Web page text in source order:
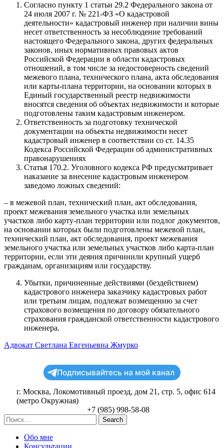
Согласно пункту 1 статьи 29.2 Федерального закона от
24 июля 2007 г. № 221-ФЗ «О кадастровой
деятельности» кадастровый инженер при наличии вины
несет ответственность за несоблюдение требований
настоящего Федерального закона, других федеральных
законов, иных нормативных правовых актов
Российской Федерации в области кадастровых
отношений, в том числе за недостоверность сведений
межевого плана, технического плана, акта обследования
или карты-плана территории, на основании которых в
Единый государственный реестр недвижимости
вносятся сведения об объектах недвижимости и которые
подготовлены таким кадастровым инженером.
Ответственность за подготовку технической
документации на объекты недвижимости несет
кадастровый инженер в соответствии со ст. 14.35
Кодекса Российской Федерации об административных
правонарушениях
Статья 170.2. Уголовного кодекса РФ предусматривает
наказание за внесение кадастровым инженером
заведомо ложных сведений:
– в межевой план, технический план, акт обследования,
проект межевания земельного участка или земельных
участков либо карту-план территории или подлог документов,
на основании которых были подготовлены межевой план,
технический план, акт обследования, проект межевания
земельного участка или земельных участков либо карта-план
территории, если эти деяния причинили крупный ущерб
гражданам, организациям или государству.
Убытки, причиненные действиями (бездействием)
кадастрового инженера заказчику кадастровых работ
или третьим лицам, подлежат возмещению за счет
страхового возмещения по договору обязательного
страхования гражданской ответственности кадастрового
инженера.
Адвокат Светлана Евгеньевна Жмурко
Подписывайтесь на мой канал
г. Москва, Локомотивный проезд, дом 21, стр. 5, офис 614
(метро Окружная)
+7 (985) 998-58-08
Search
Обо мне
Консультации